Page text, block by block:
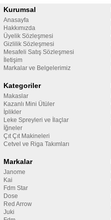
Kurumsal
Anasayfa
Hakkımızda
Üyelik Sözleşmesi
Gizlilik Sözleşmesi
Mesafeli Satış Sözleşmesi
İletişim
Markalar ve Belgelerimiz
Kategoriler
Makaslar
Kazanlı Mini Ütüler
İplikler
Leke Spreyleri ve İlaçlar
İğneler
Çıt Çıt Makineleri
Cetvel ve Riga Takımları
Markalar
Janome
Kai
Fdm Star
Dose
Red Arrow
Juki